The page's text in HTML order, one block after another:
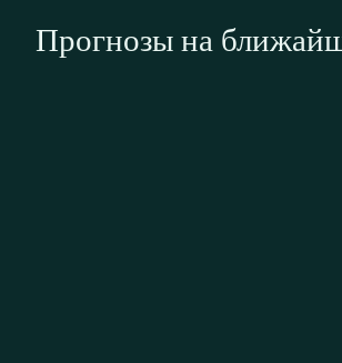
Прогнозы на